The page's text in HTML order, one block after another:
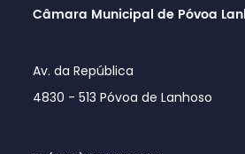
Câmara Municipal de Póvoa
Av. da República
4830 - 513 Póvoa de Lanhoso